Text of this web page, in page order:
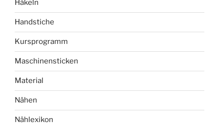
Häkeln
Handstiche
Kursprogramm
Maschinensticken
Material
Nähen
Nählexikon